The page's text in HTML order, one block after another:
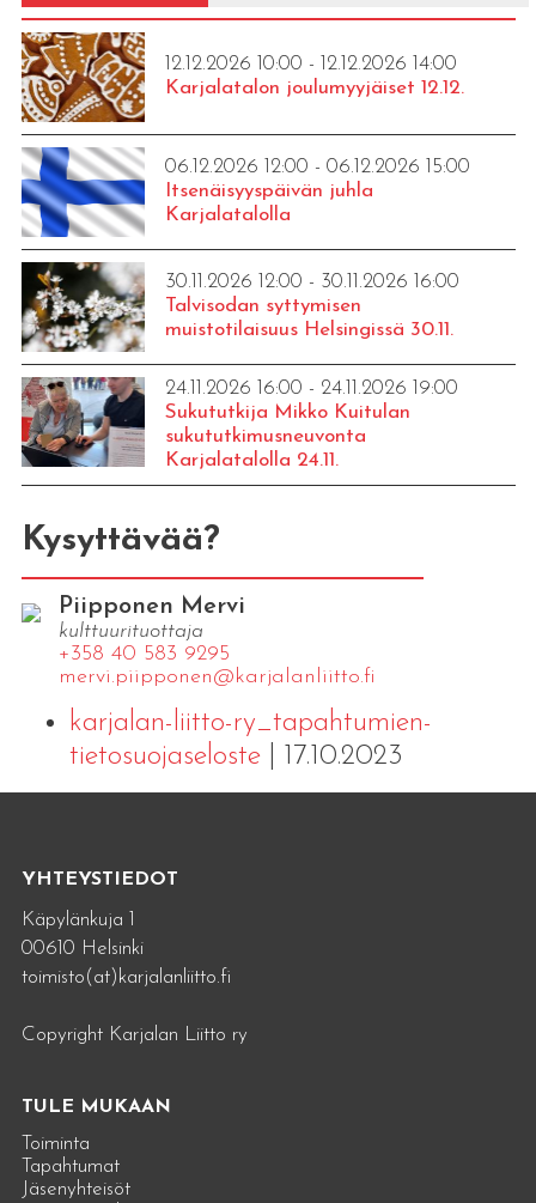
12.12.2026 10:00 - 12.12.2026 14:00
Karjalatalon joulumyyjäiset 12.12.
06.12.2026 12:00 - 06.12.2026 15:00
Itsenäisyyspäivän juhla
Karjalatalolla
30.11.2026 12:00 - 30.11.2026 16:00
Talvisodan syttymisen
muistotilaisuus Helsingissä 30.11.
24.11.2026 16:00 - 24.11.2026 19:00
Sukututkija Mikko Kuitulan
sukututkimusneuvonta
Karjalatalolla 24.11.
Kysyttävää?
Piipponen Mervi
kulttuurituottaja
+358 40 583 9295
mervi.​piipponen@​kar​jala​nlii​tto.​fi
karjalan-liitto-ry_tapahtumien-
tietosuojaseloste| 17.10.2023
YHTEYSTIEDOT
Käpylänkuja 1
00610 Helsinki
toimisto(at)karjalanliitto.fi
Copyright Karjalan Liitto ry
TULE MUKAAN
Toiminta
Tapahtumat
Jäsenyhteisöt